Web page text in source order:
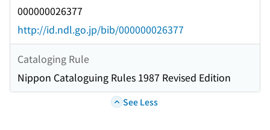
000000026377
http://id.ndl.go.jp/bib/000000026377
Cataloging Rule
Nippon Cataloguing Rules 1987 Revised Edition
See Less